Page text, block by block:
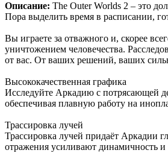
Описание: The Outer Worlds 2 – это
Пора выделить время в расписании,
Вы играете за отважного и, скорее
уничтожением человечества.
от вас. От ваших решений, ваших
Высококачественная графика
Исследуйте Аркадию с потрясающей
обеспечивая плавную работу на
Трассировка лучей
Трассировка лучей придаёт Аркадии
отражения усиливают динамичность